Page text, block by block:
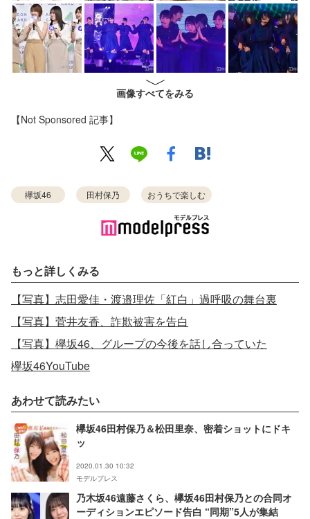
画像すべてをみる
【Not Sponsored 記事】
欅坂46 田村保乃 おうちで楽しむ
もっと詳しくみる
【写真】志田愛佳・渡邉理佐「紅白」過呼吸の舞台裏
【写真】菅井友香、詐欺被害を告白
【写真】欅坂46、グループの今後を話し合っていた
欅坂46YouTube
あわせて読みたい
欅坂46田村保乃＆松田里奈、密着ショットにドキ
ッ
2020.01.30 10:32
モデルプレス
乃木坂46遠藤さくら、欅坂46田村保乃との合同オ
ーディションエピソード告白 “同期”5人が集結